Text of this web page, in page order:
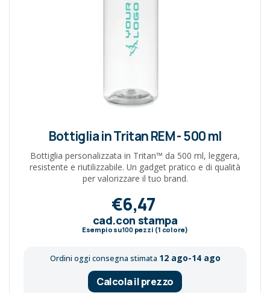
Bottiglia in Tritan REM - 500 ml
Bottiglia personalizzata in Tritan™ da 500 ml, leggera,
resistente e riutilizzabile. Un gadget pratico e di qualità
per valorizzare il tuo brand.
€6,47
cad.con stampa
Esempio su100pezzi (1 colore)
Ordini oggi consegna stimata 12 ago-14 ago
Calcola il prezzo